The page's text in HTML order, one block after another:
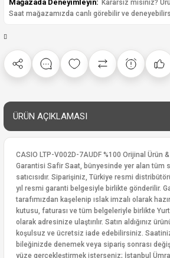
Mağazada Deneyimleyin: Kararsız mısınız?
Saat mağazamızda canlı görebilir ve
ÜRÜN AÇIKLAMASI
CASIO LTP-V002D-7AUDF %100 Orijinal Ürün
Garantisi Safir Saat, bünyesinde yer alan tüm
satıcısıdır. Siparişiniz, Türkiye resmi
yıl resmi garanti belgesiyle birlikte gönderilir.
tarafımızdan kaşelenip ıslak imzalı olarak
kutusu, faturası ve tüm belgeleriyle birlikte
olarak adresinize ulaştırılır. Satın aldığınız
koşulsuz ve ücretsiz iade edebilirsiniz.
bileğinizde denemek veya sipariş sonrası
yüze gerçekleştirmek isterseniz; İstanbul